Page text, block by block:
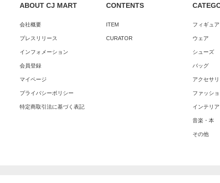
ABOUT CJ MART
会社概要
プレスリリース
インフォメーション
会員登録
マイページ
プライバシーポリシー
特定商取引法に基づく表記
CONTENTS
ITEM
CURATOR
フィギュ
ウェア
シューズ
バッグ
アクセサ
ファッシ
インテリア
音楽・本
その他